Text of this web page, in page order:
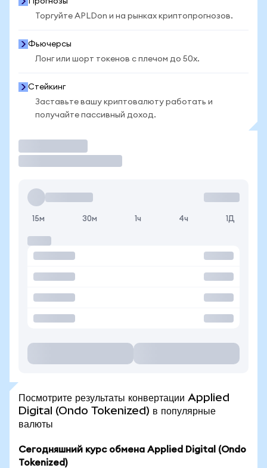
Торгуйте APLDon и на рынках криптопрогнозов.
Фьючерсы
Лонг или шорт токенов с плечом до 50x.
Стейкинг
Заставьте вашу криптовалюту работать и
получайте пассивный доход.
15м 30м 1ч 4ч 1Д
Посмотрите результаты конвертации Applied
Digital (Ondo Tokenized) в популярные
валюты
Сегодняшний курс обмена Applied Digital (Ondo
Tokenized)